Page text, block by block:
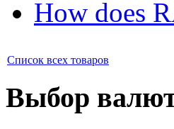
How does
Список всех товаров
Выбор